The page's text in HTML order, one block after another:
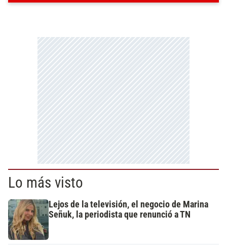
Lo más visto
Lejos de la televisión, el negocio de Marina
Señuk, la periodista que renunció a TN